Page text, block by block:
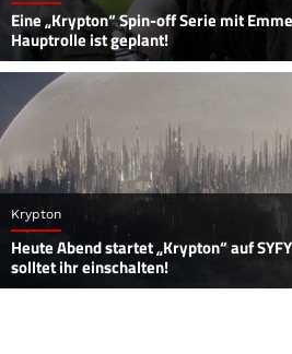
Eine „Krypton“ Spin-off Serie mit
Hauptrolle ist geplant!
Krypton
Heute Abend startet „Krypton“ auf
solltet ihr einschalten!